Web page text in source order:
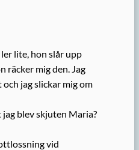
lite, hon slår upp
räcker mig den. Jag
jag slickar mig om
blev skjuten Maria?
vid